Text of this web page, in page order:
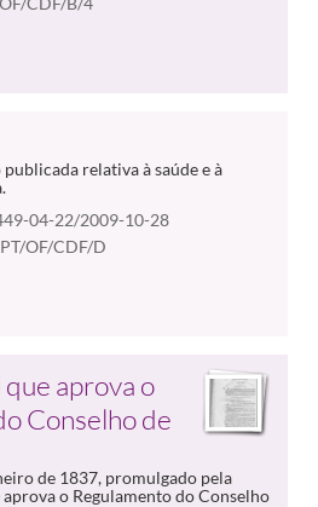
relativa à saúde e à
04-22/2009-10-28
PT/OF/CDF/D
aprova o
Conselho de
de 1837, promulgado pela
o Regulamento do Conselho